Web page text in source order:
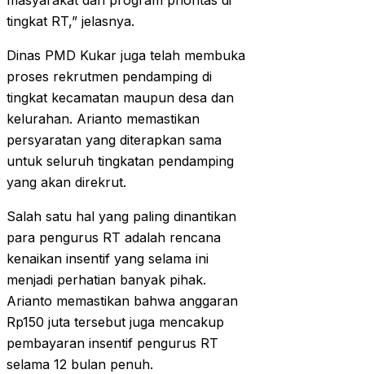
tingkat RT,” jelasnya.
Dinas PMD Kukar juga telah membuka
proses rekrutmen pendamping di
tingkat kecamatan maupun desa dan
kelurahan. Arianto memastikan
persyaratan yang diterapkan sama
untuk seluruh tingkatan pendamping
yang akan direkrut.
Salah satu hal yang paling dinantikan
para pengurus RT adalah rencana
kenaikan insentif yang selama ini
menjadi perhatian banyak pihak.
Arianto memastikan bahwa anggaran
Rp150 juta tersebut juga mencakup
pembayaran insentif pengurus RT
selama 12 bulan penuh.